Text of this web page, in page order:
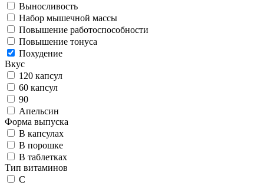
Выносливость
Набор мышечной массы
Повышение работоспособности
Повышение тонуса
Похудение
Вкус
120 капсул
60 капсул
90
Апельсин
Форма выпуска
В капсулах
В порошке
В таблетках
Тип витаминов
C